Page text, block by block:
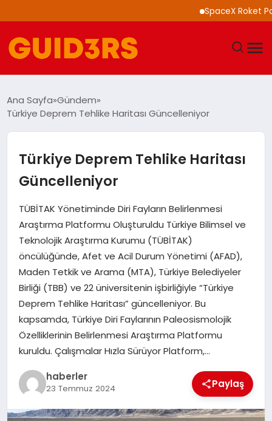
SpaceX Roket
YAŞAM
TEKNOLOJI
SPOR
SAĞLIK
EKONOMI
MAGAZIN
EĞITIM
Ana Sayfa Gündem
Türkiye Deprem Tehlike Haritası Güncelleniyor
Türkiye Deprem Tehlike Haritası
Güncelleniyor
TÜBİTAK Yönetiminde Diri Fayların Belirlenmesi
Araştırma Platformu Oluşturuldu Türkiye Bilimsel ve
Teknolojik Araştırma Kurumu (TÜBİTAK)
öncülüğünde, Afet ve Acil Durum Yönetimi (AFAD),
Maden Tetkik ve Arama (MTA), Türkiye Belediyeler
Birliği (TBB) ve 22 üniversitenin işbirliğiyle “Türkiye
Deprem Tehlike Haritası” güncelleniyor. Bu
kapsamda, Türkiye Diri Faylarının Paleosismolojik
Özelliklerinin Belirlenmesi Araştırma Platformu
kuruldu. Çalışmalar Hızla Sürüyor Platform,…
haberler
23 Temmuz 2024 Paylaş